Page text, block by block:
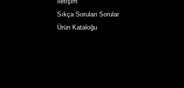
Sıkça Sorulan Sorular
Ürün Kataloğu